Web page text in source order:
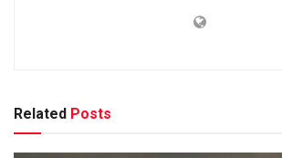
Related Posts